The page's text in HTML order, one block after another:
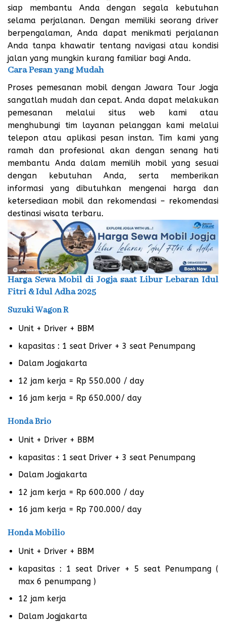
siap membantu Anda dengan segala kebutuhan
selama perjalanan. Dengan memiliki seorang driver
berpengalaman, Anda dapat menikmati perjalanan
Anda tanpa khawatir tentang navigasi atau kondisi
jalan yang mungkin kurang familiar bagi Anda.
Cara Pesan yang Mudah
Proses pemesanan mobil dengan Jawara Tour Jogja
sangatlah mudah dan cepat. Anda dapat melakukan
pemesanan melalui situs web kami atau
menghubungi tim layanan pelanggan kami melalui
telepon atau aplikasi pesan instan. Tim kami yang
ramah dan profesional akan dengan senang hati
membantu Anda dalam memilih mobil yang sesuai
dengan kebutuhan Anda, serta memberikan
informasi yang dibutuhkan mengenai harga dan
ketersediaan mobil dan rekomendasi – rekomendasi
destinasi wisata terbaru.
Harga Sewa Mobil di Jogja saat Libur Lebaran Idul
Fitri & Idul Adha 2025
Suzuki Wagon R
Unit + Driver + BBM
kapasitas : 1 seat Driver + 3 seat Penumpang
Dalam Jogjakarta
12 jam kerja = Rp 550.000 / day
16 jam kerja = Rp 650.000/ day
Honda Brio
Unit + Driver + BBM
kapasitas : 1 seat Driver + 3 seat Penumpang
Dalam Jogjakarta
12 jam kerja = Rp 600.000 / day
16 jam kerja = Rp 700.000/ day
Honda Mobilio
Unit + Driver + BBM
kapasitas : 1 seat Driver + 5 seat Penumpang (
max 6 penumpang )
12 jam kerja
Dalam Jogjakarta